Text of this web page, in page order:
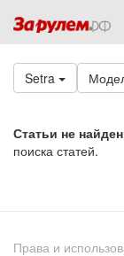
Setra
Статьи не
поиска статей.
Права и